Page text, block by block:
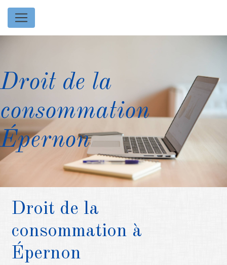
Panneau de gestion des cookies
Droit de la
consommation
Épernon
Droit de la
consommation à
Épernon